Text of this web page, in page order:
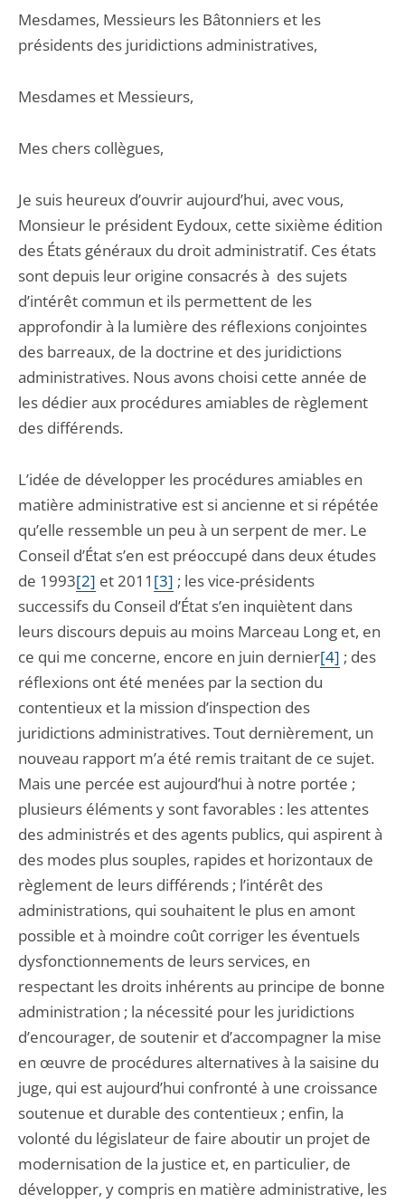
Mesdames, Messieurs les Bâtonniers et les
présidents des juridictions administratives,
Mesdames et Messieurs,
Mes chers collègues,
Je suis heureux d’ouvrir aujourd’hui, avec vous,
Monsieur le président Eydoux, cette sixième édition
des États généraux du droit administratif. Ces états
sont depuis leur origine consacrés à des sujets
d’intérêt commun et ils permettent de les
approfondir à la lumière des réflexions conjointes
des barreaux, de la doctrine et des juridictions
administratives. Nous avons choisi cette année de
les dédier aux procédures amiables de règlement
des différends.
L’idée de développer les procédures amiables en
matière administrative est si ancienne et si répétée
qu’elle ressemble un peu à un serpent de mer. Le
Conseil d’État s’en est préoccupé dans deux études
de 1993[2] et 2011 [3] ; les vice-présidents
successifs du Conseil d’État s’en inquiètent dans
leurs discours depuis au moins Marceau Long et, en
ce qui me concerne, encore en juin dernier[4] ; des
réflexions ont été menées par la section du
contentieux et la mission d’inspection des
juridictions administratives. Tout dernièrement, un
nouveau rapport m’a été remis traitant de ce sujet.
Mais une percée est aujourd’hui à notre portée ;
plusieurs éléments y sont favorables : les attentes
des administrés et des agents publics, qui aspirent à
des modes plus souples, rapides et horizontaux de
règlement de leurs différends ; l’intérêt des
administrations, qui souhaitent le plus en amont
possible et à moindre coût corriger les éventuels
dysfonctionnements de leurs services, en
respectant les droits inhérents au principe de bonne
administration ; la nécessité pour les juridictions
d’encourager, de soutenir et d’accompagner la mise
en œuvre de procédures alternatives à la saisine du
juge, qui est aujourd’hui confronté à une croissance
soutenue et durable des contentieux ; enfin, la
volonté du législateur de faire aboutir un projet de
modernisation de la justice et, en particulier, de
développer, y compris en matière administrative, les